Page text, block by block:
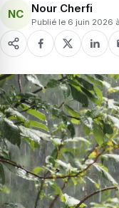
NC Nour Cherfi
Publié le 6 juin 2026